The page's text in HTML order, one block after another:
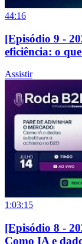
44:16
[Episódio 9 -
eficiência: o
Assistir
1:03:15
[Episódio 8 -
Como IA e